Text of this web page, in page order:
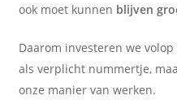
ook moet kunnen blijven
Daarom investeren we volop
als verplicht nummertje,
onze manier van werken.